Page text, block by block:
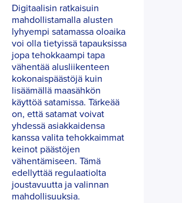
Digitaalisin ratkaisuin
mahdollistamalla alusten
lyhyempi satamassa oloaika
voi olla tietyissä tapauksissa
jopa tehokkaampi tapa
vähentää alusliikenteen
kokonaispäästöjä kuin
lisäämällä maasähkön
käyttöä satamissa. Tärkeää
on, että satamat voivat
yhdessä asiakkaidensa
kanssa valita tehokkaimmat
keinot päästöjen
vähentämiseen. Tämä
edellyttää regulaatiolta
joustavuutta ja valinnan
mahdollisuuksia.